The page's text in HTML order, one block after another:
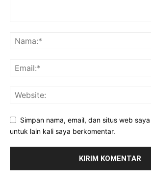
Simpan nama, email, dan situs web
untuk lain kali saya berkomentar.